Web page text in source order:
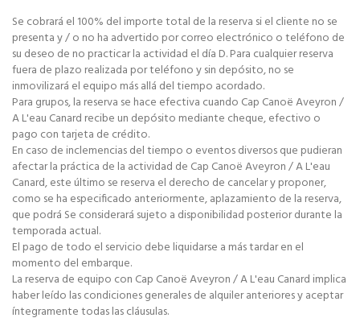
Se cobrará el 100% del importe total de la reserva si el cliente no se
presenta y / o no ha advertido por correo electrónico o teléfono de
su deseo de no practicar la actividad el día D. Para cualquier reserva
fuera de plazo realizada por teléfono y sin depósito, no se
inmovilizará el equipo más allá del tiempo acordado.
Para grupos, la reserva se hace efectiva cuando Cap Canoë Aveyron /
A L'eau Canard recibe un depósito mediante cheque, efectivo o
pago con tarjeta de crédito.
En caso de inclemencias del tiempo o eventos diversos que pudieran
afectar la práctica de la actividad de Cap Canoë Aveyron / A L'eau
Canard, este último se reserva el derecho de cancelar y proponer,
como se ha especificado anteriormente, aplazamiento de la reserva,
que podrá Se considerará sujeto a disponibilidad posterior durante la
temporada actual.
El pago de todo el servicio debe liquidarse a más tardar en el
momento del embarque.
La reserva de equipo con Cap Canoë Aveyron / A L'eau Canard implica
haber leído las condiciones generales de alquiler anteriores y aceptar
íntegramente todas las cláusulas.